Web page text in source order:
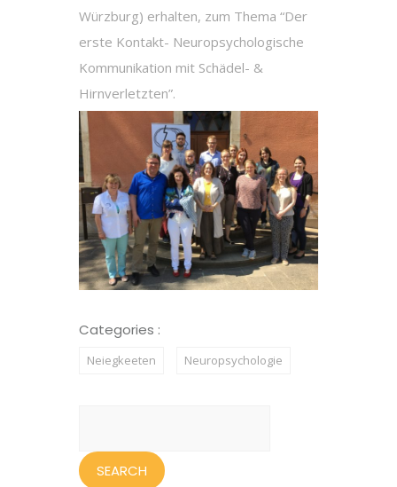
Würzburg) erhalten, zum Thema “Der
erste Kontakt- Neuropsychologische
Kommunikation mit Schädel- &
Hirnverletzten”.
Categories :
Neiegkeeten Neuropsychologie